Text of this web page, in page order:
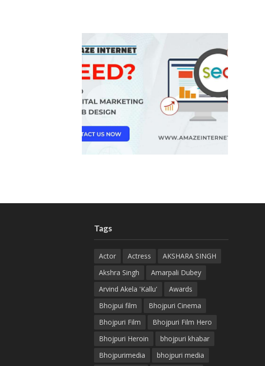
Tags
Actor Actress
AKSHARA SINGH
Akshra Singh
Amarpali Dubey
Arvind Akela 'Kallu'
Awards
Bhojpui film
Bhojpuri Cinema
Bhojpuri Film
Bhojpuri Film Hero
Bhojpuri Heroin
bhojpuri khabar
Bhojpurimedia
bhojpuri media